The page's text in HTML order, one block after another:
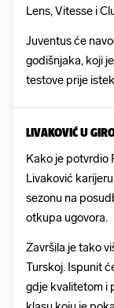
Lens, Vitesse i
Juventus će
godišnjaka, koji
testove prije
LIVAKOVIĆ U
Kako je potvrdio
Livaković
sezonu na
otkupa ugovora.
Završila je tako
Turskoj. Ispunit
gdje kvalitetom i